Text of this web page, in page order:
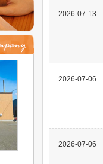
2026-07-13
2026-07-06
2026-07-06